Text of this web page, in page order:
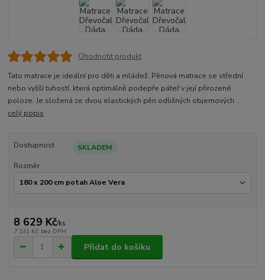
Ohodnotit produkt
Tato matrace je ideální pro děti a mládež. Pěnová matrace se střední
nebo vyšší tuhostí, která optimálně podepře páteř v její přirozené
poloze. Je složená ze dvou elastických pěn odlišných objemových ...
celý popis
Dostupnost
SKLADEM
Rozměr
8 629 Kč/ks
7 131 Kč bez DPH
Přidat do košíku